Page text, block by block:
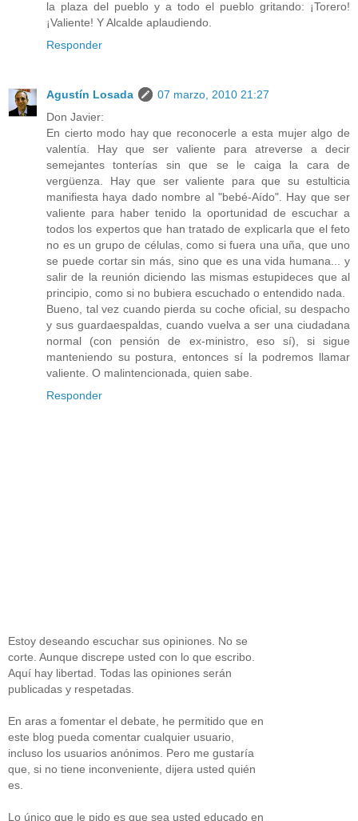
la plaza del pueblo y a todo el pueblo gritando: ¡Torero!
¡Valiente! Y Alcalde aplaudiendo.
Responder
Agustín Losada
07 marzo, 2010 21:27
Don Javier:
En cierto modo hay que reconocerle a esta mujer algo de
valentía. Hay que ser valiente para atreverse a decir
semejantes tonterías sin que se le caiga la cara de
vergüenza. Hay que ser valiente para que su estulticia
manifiesta haya dado nombre al "bebé-Aído". Hay que ser
valiente para haber tenido la oportunidad de escuchar a
todos los expertos que han tratado de explicarla que el feto
no es un grupo de células, como si fuera una uña, que uno
se puede cortar sin más, sino que es una vida humana... y
salir de la reunión diciendo las mismas estupideces que al
principio, como si no bubiera escuchado o entendido nada.
Bueno, tal vez cuando pierda su coche oficial, su despacho
y sus guardaespaldas, cuando vuelva a ser una ciudadana
normal (con pensión de ex-ministro, eso sí), si sigue
manteniendo su postura, entonces sí la podremos llamar
valiente. O malintencionada, quien sabe.
Responder
Estoy deseando escuchar sus opiniones. No se
corte. Aunque discrepe usted con lo que escribo.
Aquí hay libertad. Todas las opiniones serán
publicadas y respetadas.
En aras a fomentar el debate, he permitido que en
este blog pueda comentar cualquier usuario,
incluso los usuarios anónimos. Pero me gustaría
que, si no tiene inconveniente, dijera usted quién
es.
Lo único que le pido es que sea usted educado en